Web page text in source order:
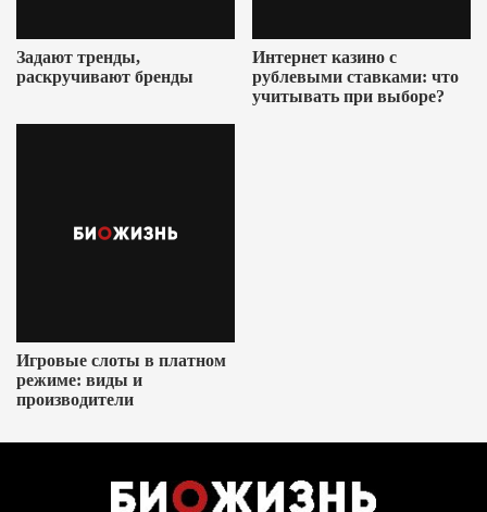
Задают тренды,
раскручивают бренды
Интернет казино с
рублевыми ставками: что
учитывать при выборе?
Игровые слоты в платном
режиме: виды и
производители